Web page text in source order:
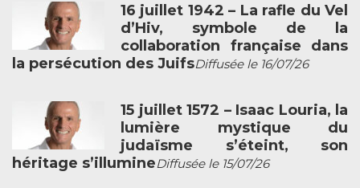
16 juillet 1942 – La rafle du Vel
d’Hiv, symbole de la
collaboration française dans
la persécution des JuifsDiffusée le 16/07/26
15 juillet 1572 – Isaac Louria, la
lumière mystique du
judaïsme s’éteint, son
héritage s’illumineDiffusée le 15/07/26